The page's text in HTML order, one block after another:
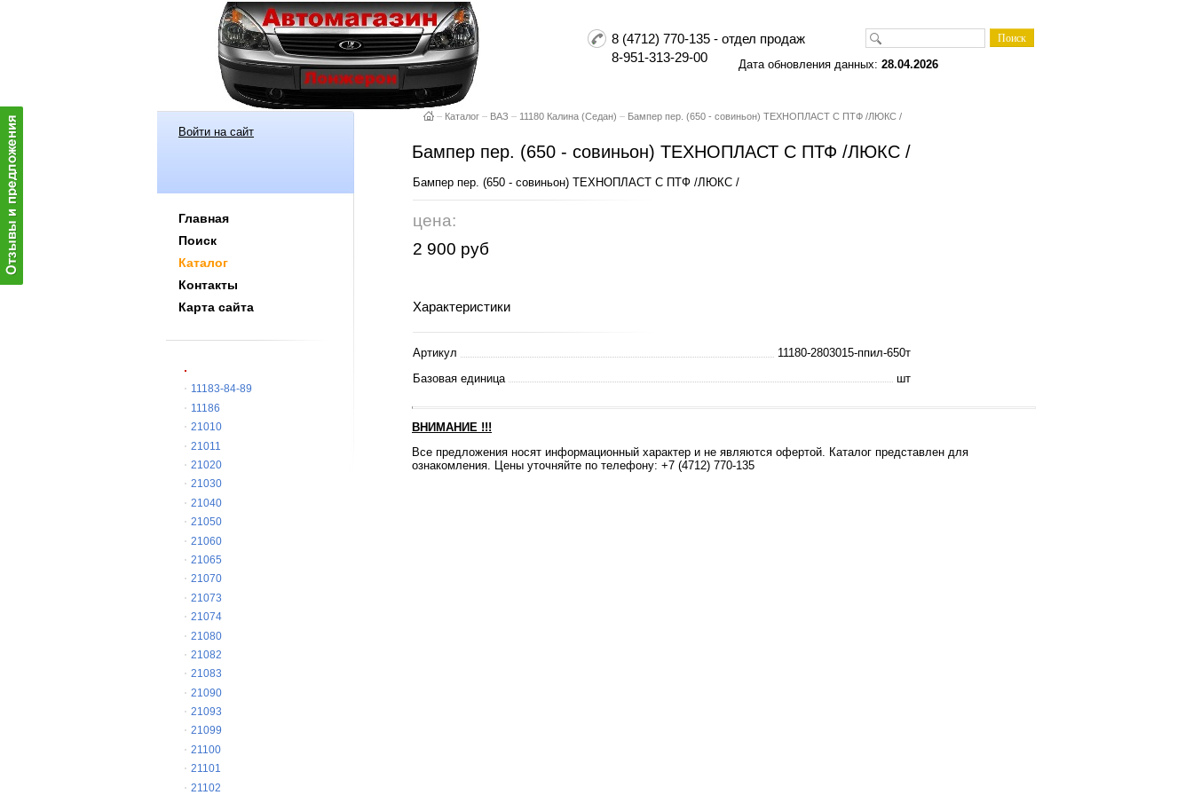
8 (4712) 770-135 - отдел продаж
8-951-313-29-00
Дата обновления данных: 28.04.2026
Войти на сайт
Главная
Поиск
Каталог
Контакты
Карта сайта
11183-84-89
11186
21010
21011
21020
21030
21040
21050
21060
21065
21070
21073
21074
21080
21082
21083
21090
21093
21099
21100
21101
21102
– Каталог – ВАЗ – 11180 Калина (Седан) – Бампер пер. (650 - совиньон) ТЕХНОПЛАСТ С ПТФ /ЛЮКС /
Бампер пер. (650 - совиньон) ТЕХНОПЛАСТ С ПТФ /ЛЮКС /
Бампер пер. (650 - совиньон) ТЕХНОПЛАСТ С ПТФ /ЛЮКС /
цена:
2 900 руб
Характеристики
Артикул
11180-2803015-ппил-650т
Базовая единица
шт
ВНИМАНИЕ !!!
Все предложения носят информационный характер и не являются офертой. Каталог представлен для
ознакомления. Цены уточняйте по телефону: +7 (4712) 770-135